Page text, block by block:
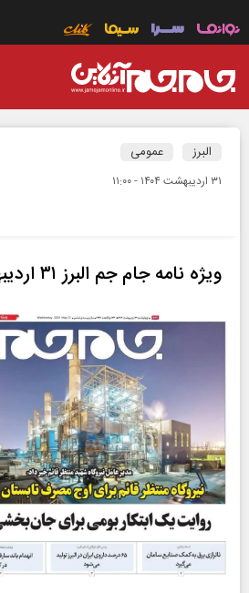
البرز عمومی
۳۱ ارديبهشت ۱۴۰۴ - ۱۱:۰۰
ویژه نامه جام جم البرز ۳۱ اردیبهشت ۱۴۰۴